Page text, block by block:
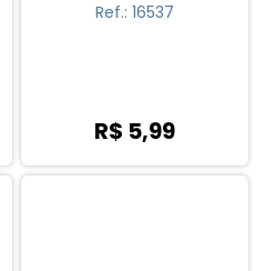
Ref.: 16537
R$ 5,99